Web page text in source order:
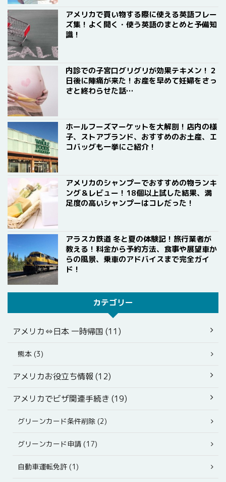
アメリカで買い物する際に使える英語フレー
ズ集！よく聞く・使う英語のまとめと予備知
識！
内診での子宮口グリグリが効果テキメン！２
日後に陣痛が来た！お産を早めて妊婦をさっ
さと終わらせた話…
ホールフーズマーケットを大解剖！店内の様
子、ストアブランド、おすすめのお土産、エ
コバッグも一挙にご紹介！
アメリカのシャンプーでおすすめの物ランキ
ング＆レビュー！18個以上試した結果、満
足度の高いシャンプーはコレだった！
アラスカ鉄道 冬と夏の体験記！旅行業者が
教える！料金から予約方法、食事や展望車か
らの風景、乗車のアドバイスまで完全ガイ
ド！
カテゴリー
アメリカ⇔日本 一時帰国 (11)
熊本 (3)
アメリカお役立ち情報 (12)
アメリカでビザ関連手続き (19)
グリーンカード条件削除 (2)
グリーンカード申請 (17)
自動車運転免許 (1)